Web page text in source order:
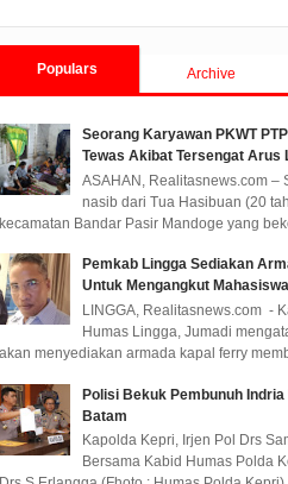
Populars Archive
Seorang Karyawan PKWT
Tewas Akibat Tersengat Arus
ASAHAN, Realitasnews.com –
nasib dari Tua Hasibuan (20
kecamatan Bandar Pasir Mandoge yang
Pemkab Lingga Sediakan
Untuk Mengangkut
LINGGA, Realitasnews.com -
Humas Lingga, Jumadi
akan menyediakan armada kapal ferry
Polisi Bekuk Pembunuh
Batam
Kapolda Kepri, Irjen Pol Drs
Bersama Kabid Humas Polda